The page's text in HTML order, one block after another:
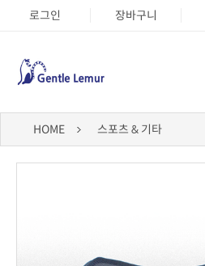
로그인 장바구니
HOME 스포츠 & 기타